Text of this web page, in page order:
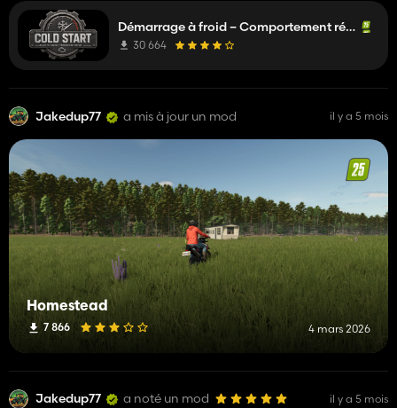
Démarrage à froid – Comportement réaliste du moteur
30 664
Jakedup77 a mis à jour un mod il y a 5 mois
Homestead
7 866 4 mars 2026
Jakedup77 a noté un mod il y a 5 mois